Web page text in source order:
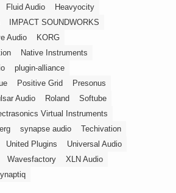
Fluid Audio
Heavyocity
IMPACT SOUNDWORKS
Audio
KORG
Native Instruments
plugin-alliance
Positive Grid
Presonus
Audio Roland
Softube
Virtual Instruments
synapse audio
Techivation
United Plugins
Universal Audio
Wavesfactory
XLN Audio